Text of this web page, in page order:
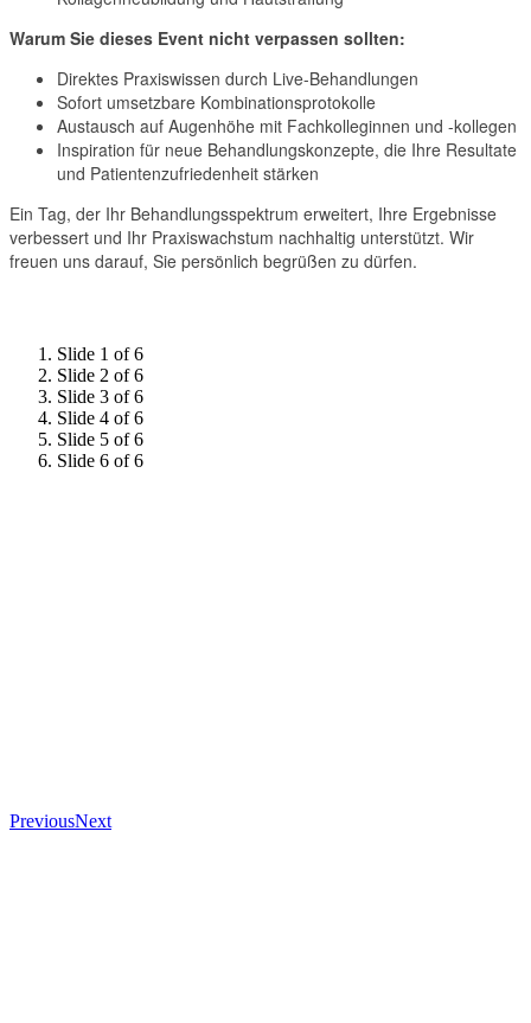
Warum Sie dieses Event nicht verpassen sollten:
Direktes Praxiswissen durch Live-Behandlungen
Sofort umsetzbare Kombinationsprotokolle
Austausch auf Augenhöhe mit Fachkolleginnen und -kollegen
Inspiration für neue Behandlungskonzepte, die Ihre Resultate
und Patientenzufriedenheit stärken
Ein Tag, der Ihr Behandlungsspektrum erweitert, Ihre Ergebnisse
verbessert und Ihr Praxiswachstum nachhaltig unterstützt. Wir
freuen uns darauf, Sie persönlich begrüßen zu dürfen.
Slide 1 of 6
Slide 2 of 6
Slide 3 of 6
Slide 4 of 6
Slide 5 of 6
Slide 6 of 6
PreviousNext